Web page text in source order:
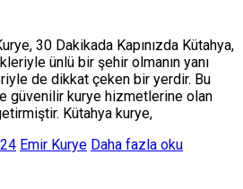
30 Dakikada Kapınızda Kütahya,
ünlü bir şehir olmanın yanı
de dikkat çeken bir yerdir. Bu
güvenilir kurye hizmetlerine olan
Kütahya kurye,
Emir Kurye Daha fazla oku